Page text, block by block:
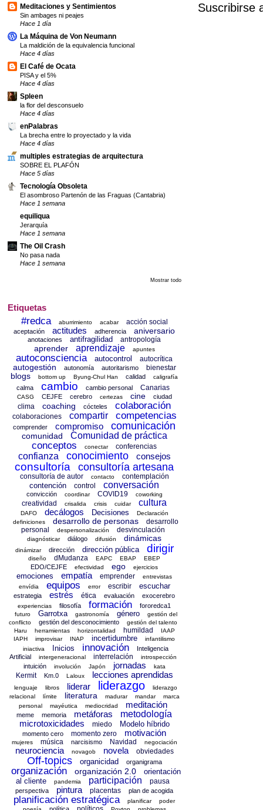
Suscribirse
Meditaciones y Sentimientos
Sin ambages ni peajes
Hace 1 día
La Máquina de Von Neumann
La maldición de la equivalencia funcional
Hace 4 días
El Café de Ocata
PISA y el 5%
Hace 4 días
Spleen
la flor del desconsuelo
Hace 4 días
enPalabras
La brecha entre lo proyectado y la vida
Hace 4 días
multiples estrategias de arquitectura
SOBRE EL PLAFÓN
Hace 5 días
Tecnología Obsoleta
El asombroso Partenón de las Fraguas (Cantabria)
Hace 1 semana
equiliqua
Jerarquía
Hace 1 semana
The Oil Crash
No pasa nada
Hace 1 semana
Mostrar todo
Etiquetas
#redca aburrimiento acabar acción social
aceptación actitudes adherencia aniversario
anotaciones antifragilidad antropología
aprender aprendizaje apuntes
autoconsciencia autocontrol autocrítica
autogestión autonomía autoritarismo bienestar
blogs bottom up Byung-Chul Han calidad caligrafía
calma cambio cambio personal Canarias
CASG CEJFE cerebro certezas cine ciudad
clima coaching cócteles colaboración
colaboraciones compartir competencias
comprender compromiso comunicación
comunidad Comunidad de práctica
conceptos conectar conferencias
confianza conocimiento consejos
consultoría consultoría artesana
consultoría de autor contacto contemplación
contención control conversación
convicción coordinar COVID19 coworking
creatividad crisalida crisis cuidar cultura
DAFO decálogos Decisiones
Declaración
definiciones
desarrollo de personas
desarrollo
personal
despersonalización desvinculación
diagnósticar diálogo difusión dinámicas
dinámizar dirección dirección pública dirigir
diseño dMudanza EAPC EBAP EBEP
EDO/CEJFE efectividad ego ejercicios
emociones empatía emprender
entrevistas
envídia
equipos error escribir escuchar
estrategia estrés ética evaluación exocerebro
experiencias filosofía formación fororedca1
futuro Garrotxa gastronomía género
gestión del
conflicto
gestión del desconocimiento
gestión del talento
Haru
herramientas horizontalidad humildad
IAAP
IAPH
improvisar INAP incertidumbre
infantilismo
iniactiva
Inicios innovación
Inteligencia
Artificial
intergeneracional interrelación introspección
intuición involución Japón jornadas kata
Kermit Km.0 Laloux lecciones aprendidas
lenguaje libros liderar liderazgo
liderazgo
relacional
límite literatura madurar mandar
marca
personal
mayéutica mediocridad meditación
meme memoria metáforas
metodología
microtoxicidades
miedo Modelo híbrido
momento cero momento zero motivación
mujeres música narcisismo Navidad negociación
neurociencia novagob novela obviedades
Off-topics organicidad organigrama
organización organización 2.0
orientación
al cliente
pandemia participación pausa
perspectiva pintura placentas plan de acogida
planificación estratégica planificar
poder